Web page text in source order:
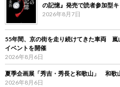
の記憶』発売で読者参加型
2026年8月7日
55年間、京の街を走り続けてきた車両 嵐
イベントを開催
2026年8月6日
夏季企画展「秀吉・秀長と和歌山」 和歌
2026年8月6日